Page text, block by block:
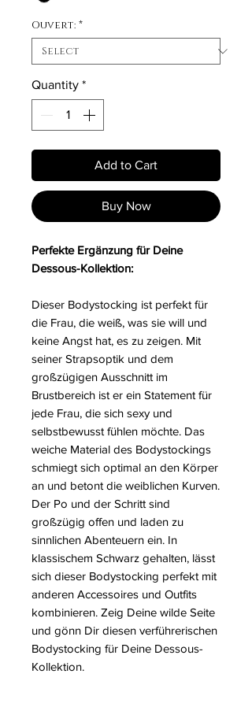
Ouvert: *
Quantity *
Add to Cart
Buy Now
Perfekte Ergänzung für Deine
Dessous-Kollektion:
Dieser Bodystocking ist perfekt für
die Frau, die weiß, was sie will und
keine Angst hat, es zu zeigen. Mit
seiner Strapsoptik und dem
großzügigen Ausschnitt im
Brustbereich ist er ein Statement für
jede Frau, die sich sexy und
selbstbewusst fühlen möchte. Das
weiche Material des Bodystockings
schmiegt sich optimal an den Körper
an und betont die weiblichen Kurven.
Der Po und der Schritt sind
großzügig offen und laden zu
sinnlichen Abenteuern ein. In
klassischem Schwarz gehalten, lässt
sich dieser Bodystocking perfekt mit
anderen Accessoires und Outfits
kombinieren. Zeig Deine wilde Seite
und gönn Dir diesen verführerischen
Bodystocking für Deine Dessous-
Kollektion.